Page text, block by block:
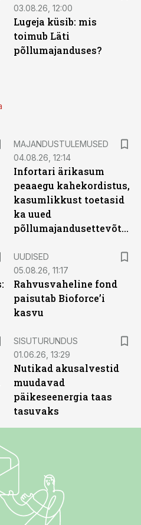
03.08.26, 12:00
Lugeja küsib: mis
toimub Läti
põllumajanduses?
MAJANDUSTULEMUSED
04.08.26, 12:14
Infortari ärikasum
peaaegu kahekordistus,
kasumlikkust toetasid
ka uued
põllumajandusettevõtted
UUDISED
05.08.26, 11:17
Rahvusvaheline fond
paisutab Bioforce’i
kasvu
SISUTURUNDUS
01.06.26, 13:29
Nutikad akusalvestid
muudavad
päikeseenergia taas
tasuvaks